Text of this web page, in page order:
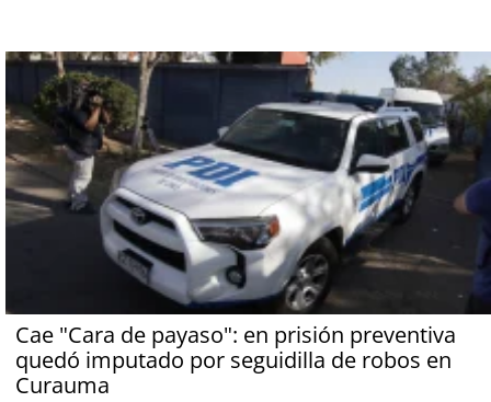
Cae "Cara de payaso": en prisión preventiva
quedó imputado por seguidilla de robos en
Curauma